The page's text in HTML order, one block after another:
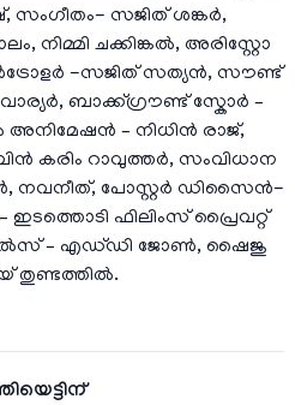
സംഗീതം- സജിത് ശങ്കർ,
നിമ്മി ചക്കിങ്കൽ, അരിസ്റ്റോ
-സജിത് സത്യൻ, സൗണ്ട്
ബാക്ക്ഗ്രൗണ്ട് സ്കോർ –
– നിധിൻ രാജ്,
കരിം റാവുത്തർ, സംവിധാന
നവനീത്, പോസ്റ്റർ ഡിസൈൻ-
ഫിലിംസ് പ്രൈവറ്റ്
– എഡ്‌ഡി ജോൺ, ഷൈജു
തുണ്ടത്തിൽ.